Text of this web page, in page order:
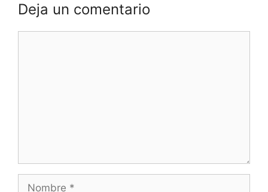
Deja un comentario